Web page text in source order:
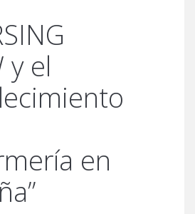
y el
en